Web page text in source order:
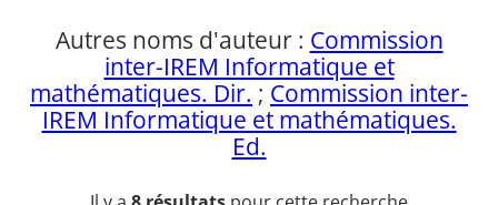
Autres noms d'auteur : Commission
inter-IREM Informatique et
mathématiques. Dir. ; Commission inter-
IREM Informatique et mathématiques.
Ed.